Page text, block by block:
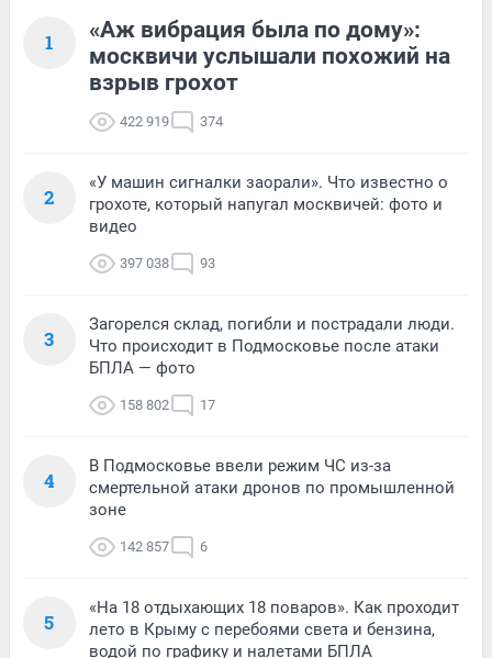
1
«Аж вибрация была по дому»:
москвичи услышали похожий на
взрыв грохот
422 919 374
2
«У машин сигналки заорали». Что известно о
грохоте, который напугал москвичей: фото и
видео
397 038 93
3
Загорелся склад, погибли и пострадали люди.
Что происходит в Подмосковье после атаки
БПЛА — фото
158 802 17
4
В Подмосковье ввели режим ЧС из-за
смертельной атаки дронов по промышленной
зоне
142 857 6
5
«На 18 отдыхающих 18 поваров». Как проходит
лето в Крыму с перебоями света и бензина,
водой по графику и налетами БПЛА